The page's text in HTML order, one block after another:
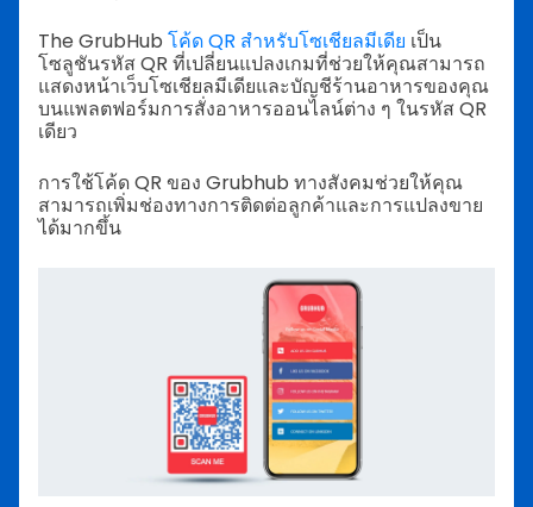
The GrubHub โค้ด QR สำหรับโซเชียลมีเดีย เป็น
โซลูชันรหัส QR ที่เปลี่ยนแปลงเกมที่ช่วยให้คุณสามารถ
แสดงหน้าเว็บโซเชียลมีเดียและบัญชีร้านอาหารของคุณ
บนแพลตฟอร์มการสั่งอาหารออนไลน์ต่าง ๆ ในรหัส QR
เดียว
การใช้โค้ด QR ของ Grubhub ทางสังคมช่วยให้คุณ
สามารถเพิ่มช่องทางการติดต่อลูกค้าและการแปลงขาย
ได้มากขึ้น